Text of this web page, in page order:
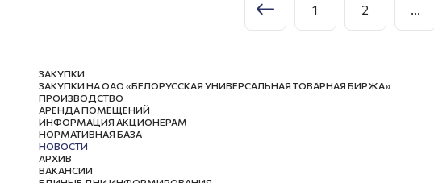
1 2
ЗАКУПКИ
ЗАКУПКИ НА ОАО «БЕЛОРУССКАЯ УНИВЕРСАЛЬНАЯ ТОВАРНАЯ БИРЖА»
ПРОИЗВОДСТВО
АРЕНДА ПОМЕЩЕНИЙ
ИНФОРМАЦИЯ АКЦИОНЕРАМ
НОРМАТИВНАЯ БАЗА
НОВОСТИ
АРХИВ
ВАКАНСИИ